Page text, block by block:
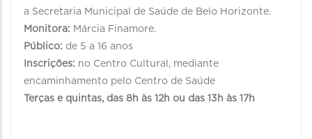
a Secretaria Municipal de Saúde de Belo Horizonte.
Monitora: Márcia Finamore.
Público: de 5 a 16 anos
Inscrições: no Centro Cultural, mediante
encaminhamento pelo Centro de Saúde
Terças e quintas, das 8h às 12h ou das 13h às 17h